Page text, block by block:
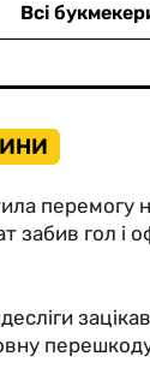
Всі
перемогу
забив гол і